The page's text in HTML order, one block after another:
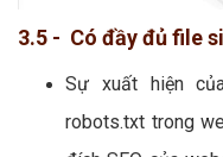
3.5 - Có đầy đủ file
Sự xuất hiện
robots.txt trong